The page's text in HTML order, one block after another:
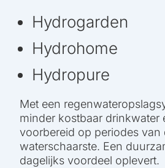
Hydrogarden
Hydrohome
Hydropure
Met een
minder kostbaar drinkwater
voorbereid op periodes van
waterschaarste. Een
dagelijks voordeel oplevert.